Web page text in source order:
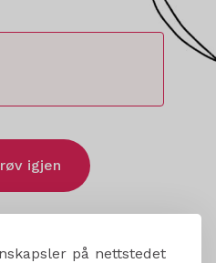
på nettstedet
igjen